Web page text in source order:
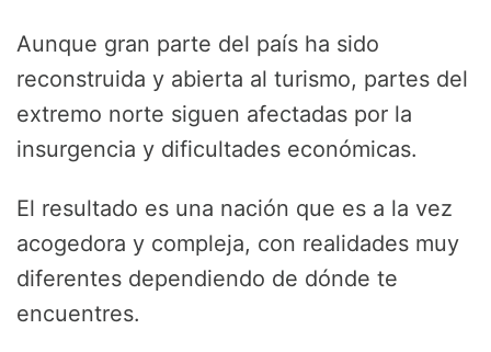
Aunque gran parte del país ha sido
reconstruida y abierta al turismo, partes del
extremo norte siguen afectadas por la
insurgencia y dificultades económicas.
El resultado es una nación que es a la vez
acogedora y compleja, con realidades muy
diferentes dependiendo de dónde te
encuentres.